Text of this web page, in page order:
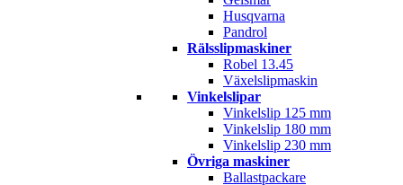
Husqvarna
Pandrol
Rälsslipmaskiner
Robel 13.45
Växelslipmaskin
Vinkelslipar
Vinkelslip 125 mm
Vinkelslip 180 mm
Vinkelslip 230 mm
Övriga maskiner
Ballastpackare